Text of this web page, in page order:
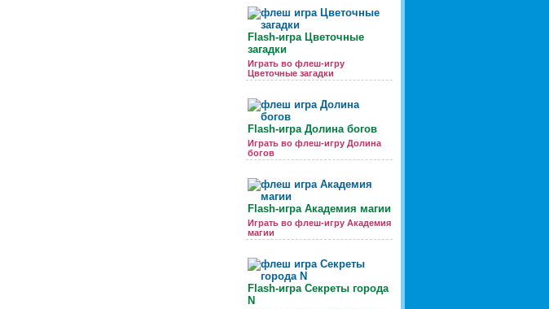
Flash-игра Цветочные
загадки
Играть во флеш-игру
Цветочные загадки
Flash-игра Долина богов
Играть во флеш-игру Долина
богов
Flash-игра Академия магии
Играть во флеш-игру Академия
магии
Flash-игра Секреты города
N